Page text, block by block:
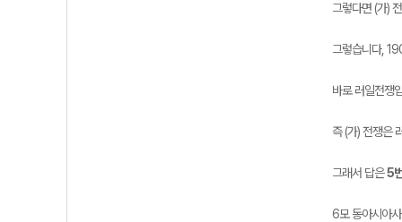
그렇다면 (가)
그렇습니다,
바로 러일전쟁
즉 (가) 전쟁은
그래서 답은5
6모 동아시아